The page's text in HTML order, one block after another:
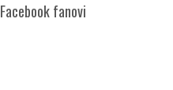
Facebook fanovi